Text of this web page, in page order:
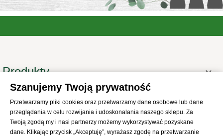
Produkty 
Informacje
Twoje konto 
Informacje o sklepie
Szanujemy Twoją prywatność
Przetwarzamy pliki cookies oraz przetwarzamy dane osobowe lub dane
przeglądania w celu rozwijania i udoskonalania naszego sklepu. Za
Twoją zgodą my i nasi partnerzy możemy wykorzystywać pozyskane
dane. Klikając przycisk „Akceptuję”, wyrażasz zgodę na przetwarzanie